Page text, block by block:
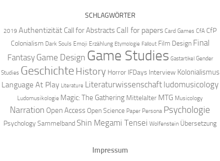
SCHLAGWÖRTER
2019 Authentizität Call for Abstracts Call for papers Card Games CfA CfP
Colonialism Dark Souls Emoji Erzählung Etymologie Fallout Film Design Final
Fantasy Game Design Game Studies Gastartikel Gender
Studies Geschichte History Horror IFDays Interview Kolonialismus
Language At Play Literature Literaturwissenschaft ludomusicology
Ludomusikologie Magic: The Gathering Mittelalter MTG Musicology
Narration Open Access Open Science Paper Persona Psychologie
PsychologySammelband Shin Megami Tensei Wolfenstein Übersetzung
Impressum